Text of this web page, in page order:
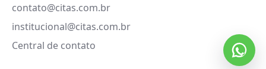
contato@citas.com.br
institucional@citas.com.br
Central de contato